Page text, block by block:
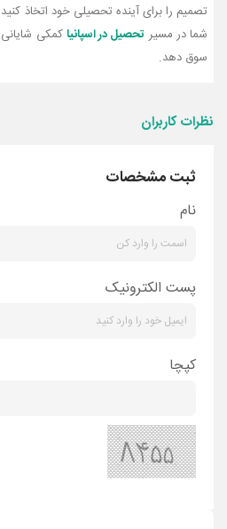
تصمیم را برای آینده تحصیلی خود اتخاذ
شما در مسیر تحصیل در اسپانیاکمکی
سوق دهد.
نظرات کاربران
ثبت مشخصات
نام
پست الکترونیک
کپچا